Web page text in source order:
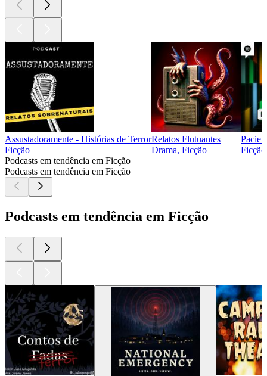
Assustadoramente - Histórias de Terror
Ficção
Relatos Flutuantes
Drama, Ficção
Ficção
Podcasts em tendência em Ficção
Podcasts em tendência em Ficção
Podcasts em tendência em Ficção